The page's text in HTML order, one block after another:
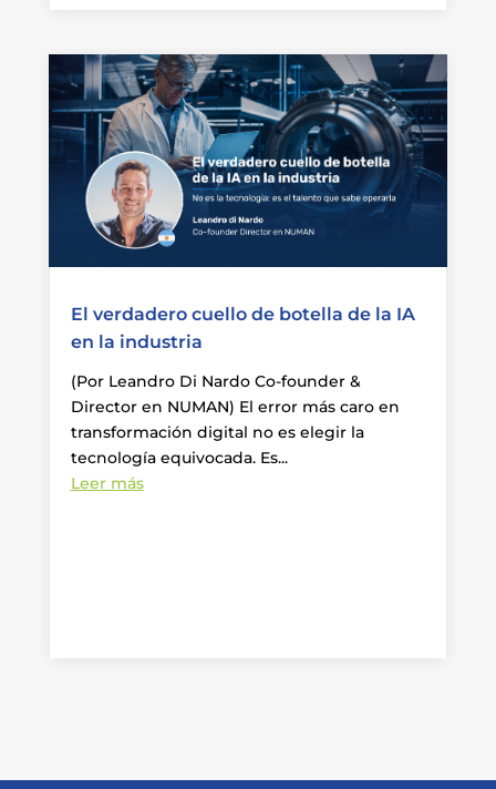
El verdadero cuello de botella de la IA
en la industria
(Por Leandro Di Nardo Co-founder &
Director en NUMAN) El error más caro en
transformación digital no es elegir la
tecnología equivocada. Es...
Leer más